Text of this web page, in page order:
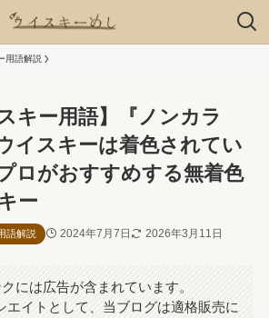
用語解説
キー用語】『ノンカラ
イスキーは着色されてい
ロがおすすめする無着色
ー
語解説 2024年7月7日 2026年3月11日
には広告が含まれています。
イトとして、当ブログは適格販売に